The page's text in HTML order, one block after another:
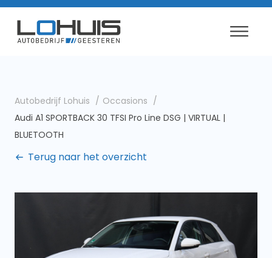
Terug naar het overzicht
Autobedrijf Lohuis
Occasions
Audi A1 SPORTBACK 30 TFSI Pro Line DSG | VIRTUAL |
BLUETOOTH